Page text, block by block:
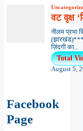
वट वृक्ष
नीलम प्रभा
ज़िंदगी का...
Total
August 5,
Facebook
Page